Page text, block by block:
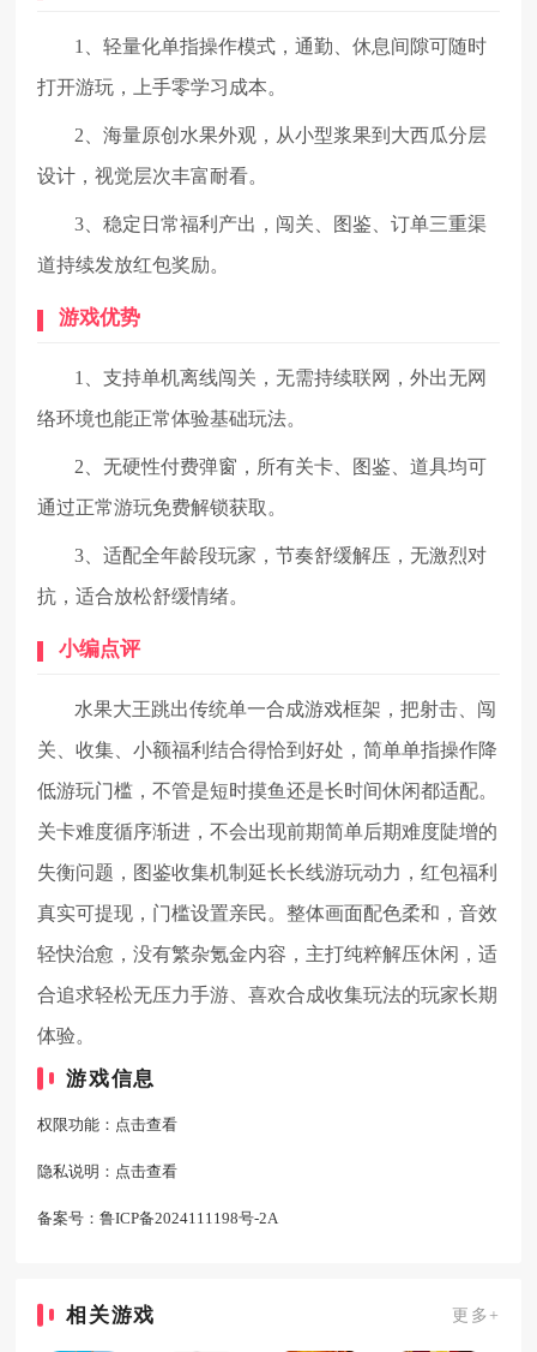
1、轻量化单指操作模式，通勤、休息间隙可随时
打开游玩，上手零学习成本。
2、海量原创水果外观，从小型浆果到大西瓜分层
设计，视觉层次丰富耐看。
3、稳定日常福利产出，闯关、图鉴、订单三重渠
道持续发放红包奖励。
游戏优势
1、支持单机离线闯关，无需持续联网，外出无网
络环境也能正常体验基础玩法。
2、无硬性付费弹窗，所有关卡、图鉴、道具均可
通过正常游玩免费解锁获取。
3、适配全年龄段玩家，节奏舒缓解压，无激烈对
抗，适合放松舒缓情绪。
小编点评
水果大王跳出传统单一合成游戏框架，把射击、闯
关、收集、小额福利结合得恰到好处，简单单指操作降
低游玩门槛，不管是短时摸鱼还是长时间休闲都适配。
关卡难度循序渐进，不会出现前期简单后期难度陡增的
失衡问题，图鉴收集机制延长长线游玩动力，红包福利
真实可提现，门槛设置亲民。整体画面配色柔和，音效
轻快治愈，没有繁杂氪金内容，主打纯粹解压休闲，适
合追求轻松无压力手游、喜欢合成收集玩法的玩家长期
体验。
游戏信息
权限功能： 点击查看
隐私说明： 点击查看
备案号：鲁ICP备2024111198号-2A
相关游戏 更多+